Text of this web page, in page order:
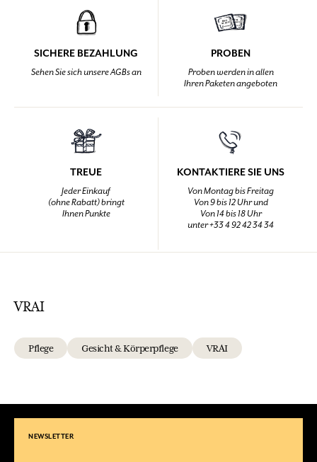
SICHERE BEZAHLUNG
Sehen Sie sich unsere AGBs an
PROBEN
Proben werden in allen
Ihren Paketen angeboten
TREUE
Jeder Einkauf
(ohne Rabatt) bringt
Ihnen Punkte
KONTAKTIERE SIE UNS
Von Montag bis Freitag
Von 9 bis 12 Uhr und
Von 14 bis 18 Uhr
unter +33 4 92 42 34 34
VRAI
Pflege Gesicht & Körperpflege VRAI
NEWSLETTER